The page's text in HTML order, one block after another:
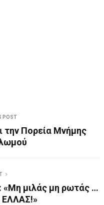
POST
την Πορεία Μνήμης
«Μη μιλάς μη ρωτάς …
ΕΛΛΑΣ!»